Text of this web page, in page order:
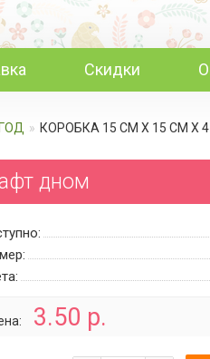
Скидки
КОРОБКА 15 СМ Х 15 СМ Х
дном
3.50 р.